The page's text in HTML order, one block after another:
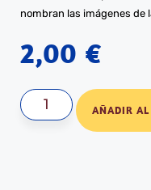
nombran las imágenes de
2,00 €
AÑADIR